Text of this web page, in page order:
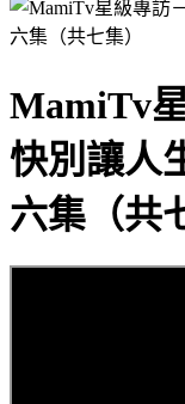
MamiTv
快別讓人
六集（共